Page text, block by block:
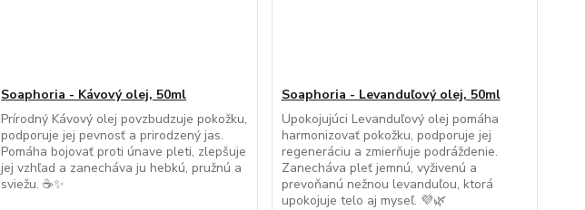
Soaphoria - Kávový olej, 50ml
Prírodný Kávový olej povzbudzuje pokožku,
podporuje jej pevnosť a prirodzený jas.
Pomáha bojovať proti únave pleti, zlepšuje
jej vzhľad a zanecháva ju hebkú, pružnú a
sviežu. ☕✨
Soaphoria - Levanduľový olej, 50ml
Upokojujúci Levanduľový olej pomáha
harmonizovať pokožku, podporuje jej
regeneráciu a zmierňuje podráždenie.
Zanecháva pleť jemnú, vyživenú a
prevoňanú nežnou levanduľou, ktorá
upokojuje telo aj myseľ. 💜🌿